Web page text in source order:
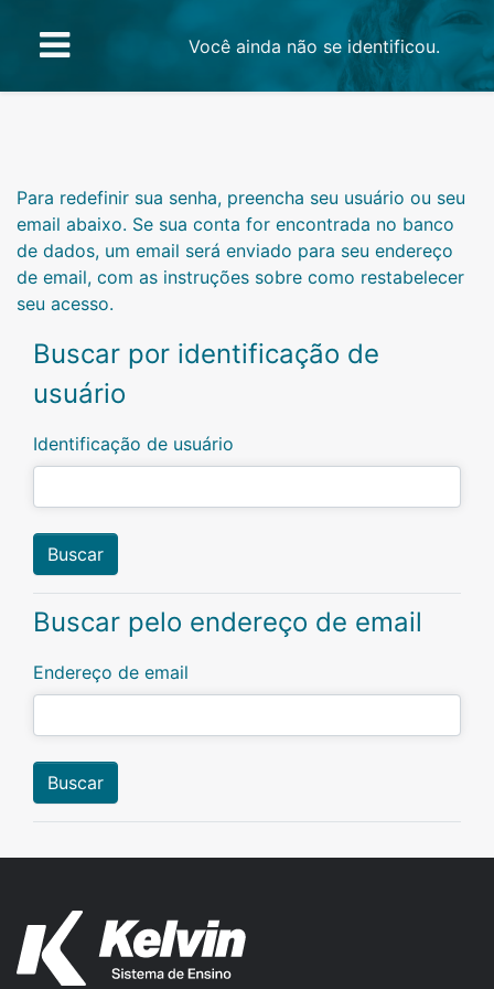
Você ainda não se identificou.
Para redefinir sua senha, preencha seu usuário ou seu
email abaixo. Se sua conta for encontrada no banco
de dados, um email será enviado para seu endereço
de email, com as instruções sobre como restabelecer
seu acesso.
Buscar por identificação de
usuário
Identificação de usuário
Buscar pelo endereço de email
Endereço de email